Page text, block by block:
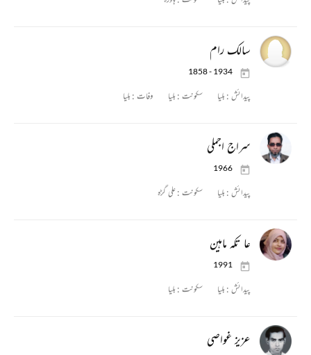
سالک رام
1858 - 1934
پیدائش : بلیا سکونت : بلیا وفات : بلیا
سراج اجملی
1966
پیدائش : بلیا سکونت : علی گڑہ
عا تکہ ماہین
1991
پیدائش : بلیا سکونت : بلیا
عزیز غواصی